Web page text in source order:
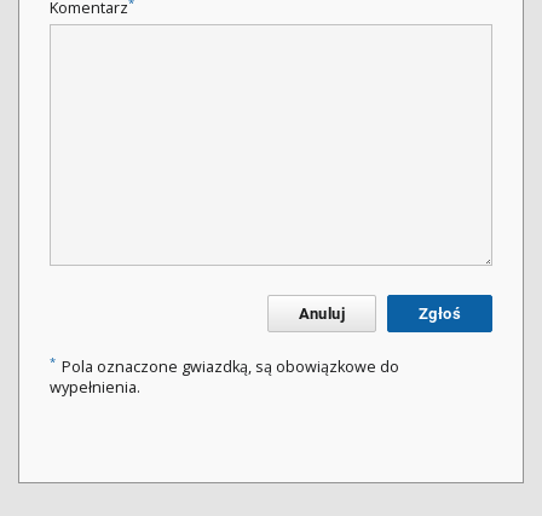
Komentarz*
Anuluj Zgłoś
* Pola oznaczone gwiazdką, są obowiązkowe do
wypełnienia.